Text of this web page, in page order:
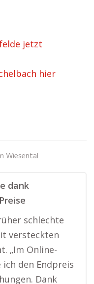
jetzt
hier
Wiesental
dank
schlechte
versteckten
„Im Online-
ich den Endpreis
Dank